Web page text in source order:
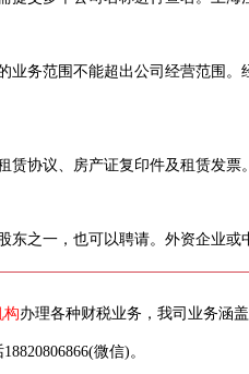
范围不能超出公司经营范围。
协议、房产证复印件及租赁发票。
一，也可以聘请。外资企业或
构办理各种财税业务，我司业务涵
微信)。